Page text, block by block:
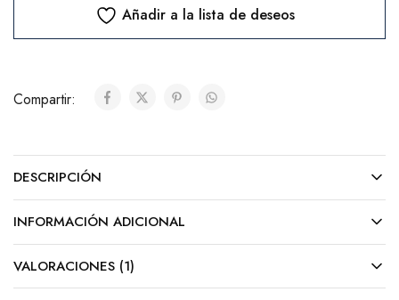
Ferrero Rocher (24 unidades)($25.00)
Cadbury (Barra) ($5.00)
Añadir a la lista de deseos
Compartir:
DESCRIPCIÓN
INFORMACIÓN ADICIONAL
VALORACIONES (1)